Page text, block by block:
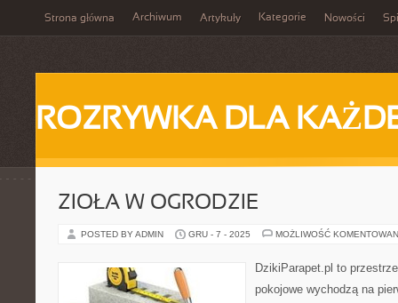
Strona główna Archiwum Artykuły Kategorie Nowości
ROZRYWKA DLA
ZIOŁA W OGRODZIE
POSTED BY ADMIN GRU - 7 - 2025 MOŻLIWOŚĆ
DzikiParapet.pl to
pokojowe wychodzą na